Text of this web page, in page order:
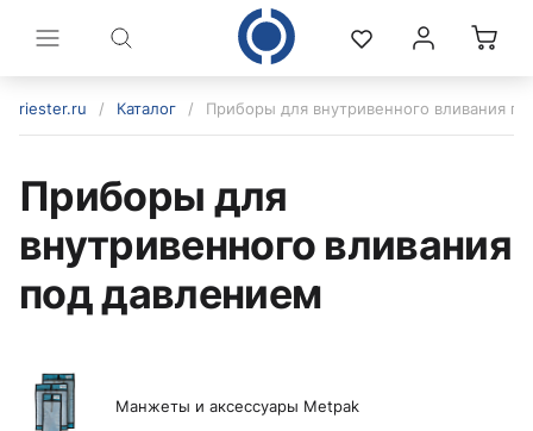
riester.ru / Каталог / Приборы для внутривенного вливания
Приборы для
внутривенного вливания
под давлением
Манжеты и аксессуары Metpak